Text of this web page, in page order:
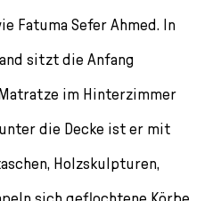
Fatuma Sefer Ahmed. In
sitzt die Anfang
im Hinterzimmer
die Decke ist er mit
Holzskulpturen,